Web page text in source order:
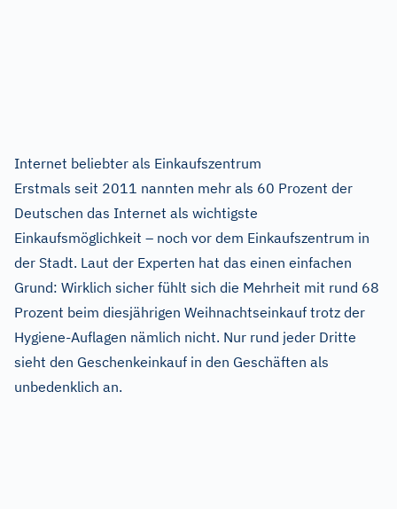
Internet beliebter als Einkaufszentrum
Erstmals seit 2011 nannten mehr als 60 Prozent der
Deutschen das Internet als wichtigste
Einkaufsmöglichkeit – noch vor dem Einkaufszentrum in
der Stadt. Laut der Experten hat das einen einfachen
Grund: Wirklich sicher fühlt sich die Mehrheit mit rund 68
Prozent beim diesjährigen Weihnachtseinkauf trotz der
Hygiene-Auflagen nämlich nicht. Nur rund jeder Dritte
sieht den Geschenkeinkauf in den Geschäften als
unbedenklich an.